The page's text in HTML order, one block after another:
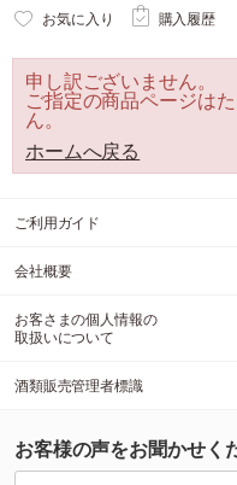
お気に入り 購入履歴
申し訳ございません。
ご指定の商品ページは
ん。
ホームへ戻る
ご利用ガイド
会社概要
お客さまの個人情報の
取扱いについて
酒類販売管理者標識
お客様の声をお聞かせく